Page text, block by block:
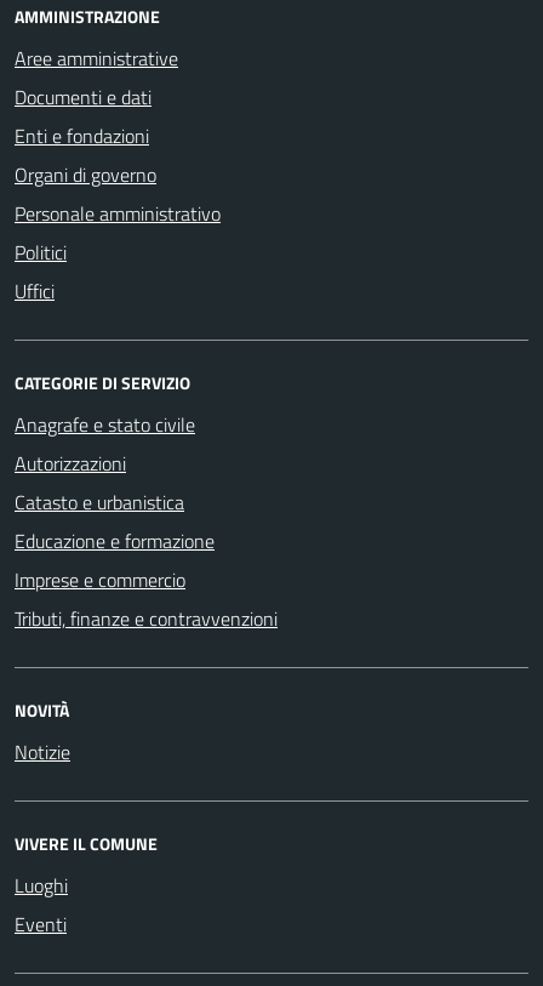
AMMINISTRAZIONE
Aree amministrative
Documenti e dati
Enti e fondazioni
Organi di governo
Personale amministrativo
Politici
Uffici
CATEGORIE DI SERVIZIO
Anagrafe e stato civile
Autorizzazioni
Catasto e urbanistica
Educazione e formazione
Imprese e commercio
Tributi, finanze e contravvenzioni
NOVITÀ
Notizie
VIVERE IL COMUNE
Luoghi
Eventi